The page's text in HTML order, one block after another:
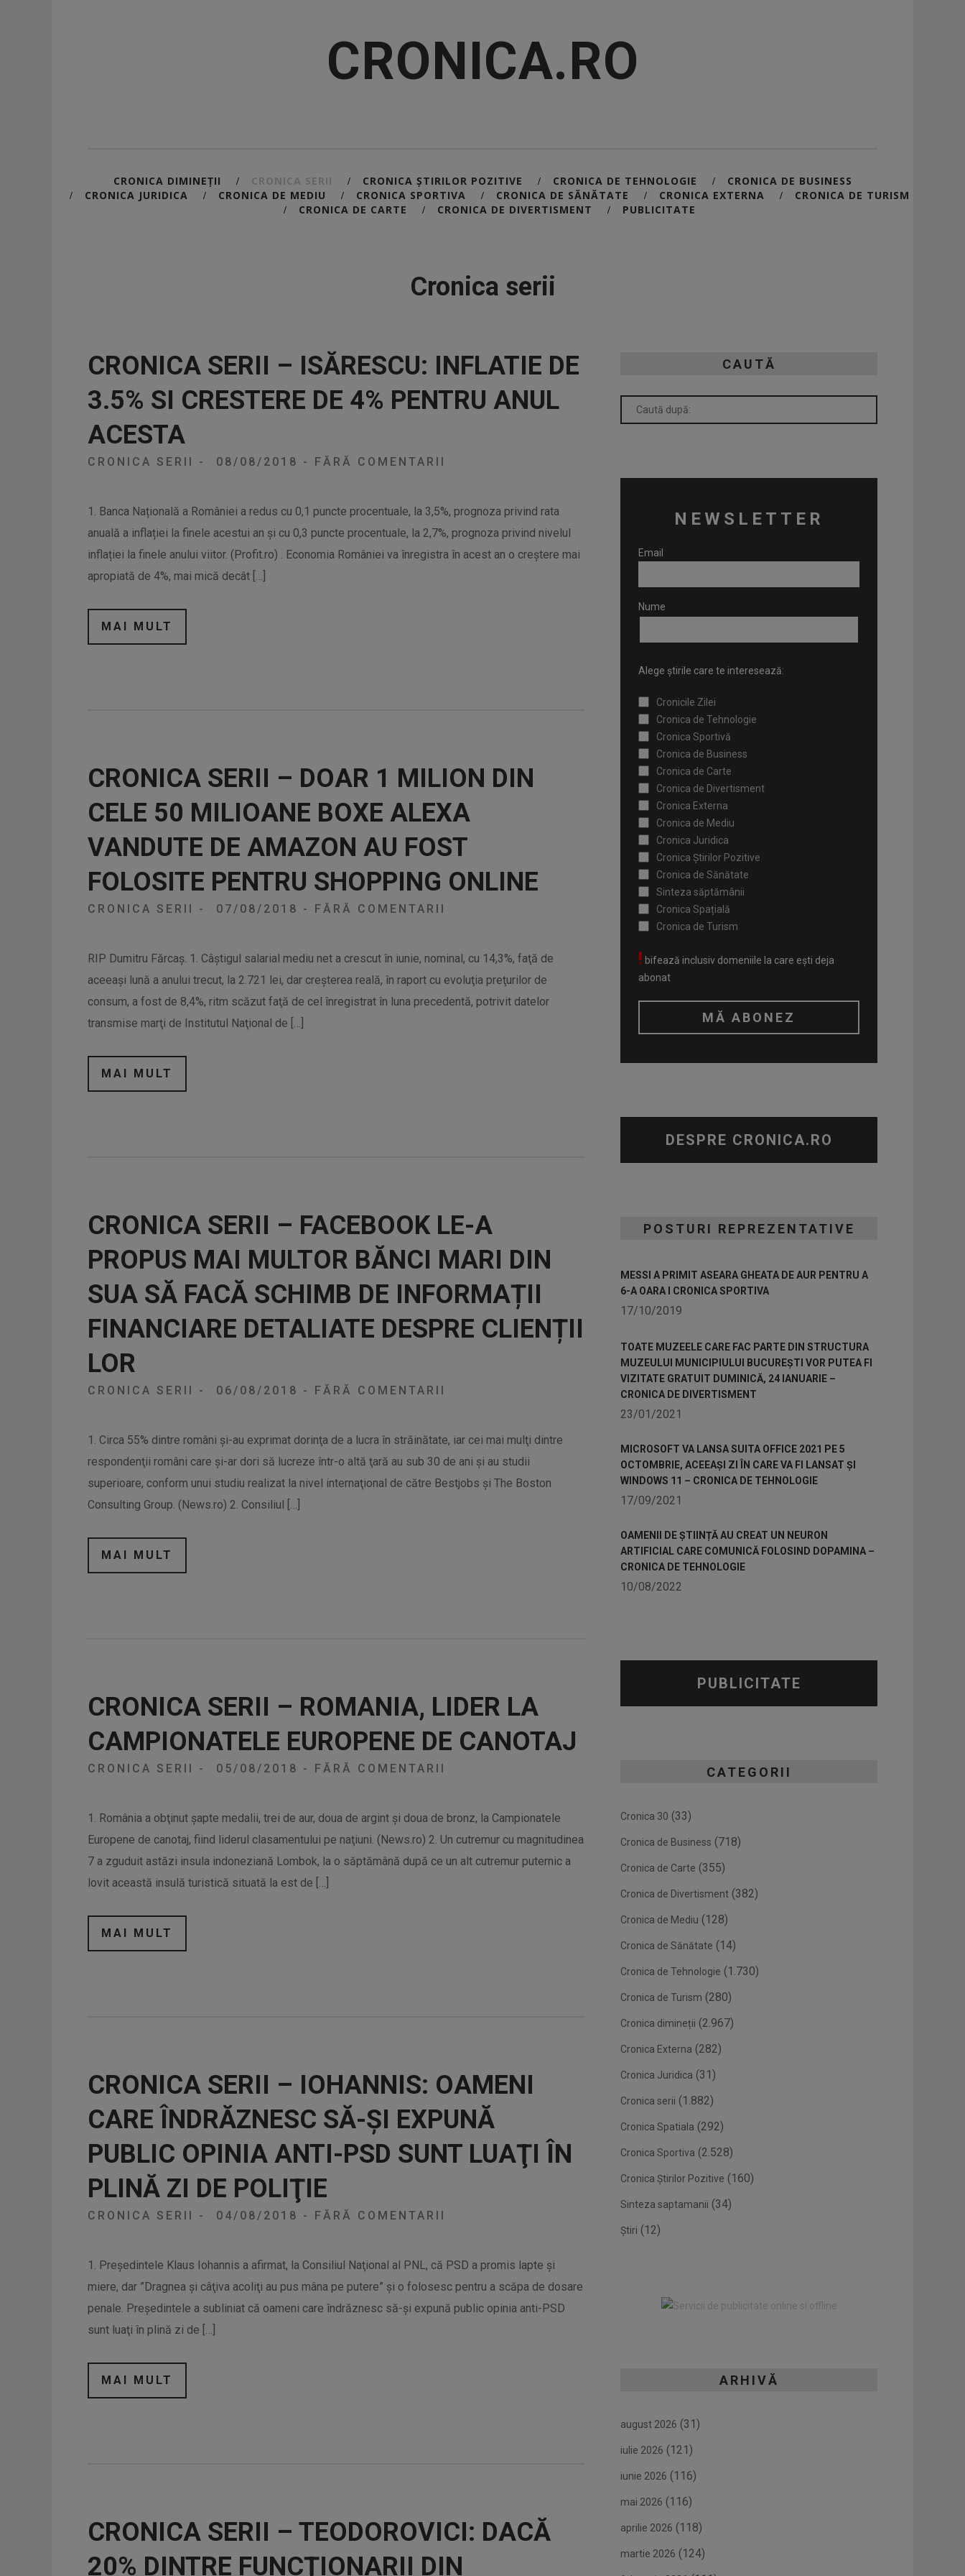
CRONICA.RO
CRONICA DIMINEȚII / CRONICA SERII / CRONICA ȘTIRILOR POZITIVE / CRONICA DE TEHNOLOGIE / CRONICA DE BUSINESS
/ CRONICA JURIDICA / CRONICA DE MEDIU / CRONICA SPORTIVA / CRONICA DE SĂNĂTATE / CRONICA EXTERNA / CRONICA DE TURISM
/ CRONICA DE CARTE / CRONICA DE DIVERTISMENT / PUBLICITATE
Cronica serii
CRONICA SERII – ISĂRESCU: INFLATIE DE
3.5% SI CRESTERE DE 4% PENTRU ANUL
ACESTA
CRONICA SERII - 08/08/2018 - FĂRĂ COMENTARII
1. Banca Națională a României a redus cu 0,1 puncte procentuale, la 3,5%, prognoza privind rata
anuală a inflației la finele acestui an și cu 0,3 puncte procentuale, la 2,7%, prognoza privind nivelul
inflației la finele anului viitor. (Profit.ro) . Economia României va înregistra în acest an o creştere mai
apropiată de 4%, mai mică decât […]
MAI MULT
CRONICA SERII – DOAR 1 MILION DIN
CELE 50 MILIOANE BOXE ALEXA
VANDUTE DE AMAZON AU FOST
FOLOSITE PENTRU SHOPPING ONLINE
CRONICA SERII - 07/08/2018 - FĂRĂ COMENTARII
RIP Dumitru Fărcaş. 1. Câştigul salarial mediu net a crescut în iunie, nominal, cu 14,3%, faţă de
aceeaşi lună a anului trecut, la 2.721 lei, dar creşterea reală, în raport cu evoluţia preţurilor de
consum, a fost de 8,4%, ritm scăzut faţă de cel înregistrat în luna precedentă, potrivit datelor
transmise marţi de Institutul Naţional de […]
MAI MULT
CRONICA SERII – FACEBOOK LE-A
PROPUS MAI MULTOR BĂNCI MARI DIN
SUA SĂ FACĂ SCHIMB DE INFORMAȚII
FINANCIARE DETALIATE DESPRE CLIENȚII
LOR
CRONICA SERII - 06/08/2018 - FĂRĂ COMENTARII
1. Circa 55% dintre români şi-au exprimat dorinţa de a lucra în străinătate, iar cei mai mulţi dintre
respondenţii români care şi-ar dori să lucreze într-o altă ţară au sub 30 de ani şi au studii
superioare, conform unui studiu realizat la nivel internaţional de către Bestjobs şi The Boston
Consulting Group. (News.ro) 2. Consiliul […]
MAI MULT
CRONICA SERII – ROMANIA, LIDER LA
CAMPIONATELE EUROPENE DE CANOTAJ
CRONICA SERII - 05/08/2018 - FĂRĂ COMENTARII
1. România a obţinut şapte medalii, trei de aur, doua de argint și doua de bronz, la Campionatele
Europene de canotaj, fiind liderul clasamentului pe naţiuni. (News.ro) 2. Un cutremur cu magnitudinea
7 a zguduit astăzi insula indoneziană Lombok, la o săptămână după ce un alt cutremur puternic a
lovit această insulă turistică situată la est de […]
MAI MULT
CRONICA SERII – IOHANNIS: OAMENI
CARE ÎNDRĂZNESC SĂ-ŞI EXPUNĂ
PUBLIC OPINIA ANTI-PSD SUNT LUAŢI ÎN
PLINĂ ZI DE POLIŢIE
CRONICA SERII - 04/08/2018 - FĂRĂ COMENTARII
1. Preşedintele Klaus Iohannis a afirmat, la Consiliul Naţional al PNL, că PSD a promis lapte şi
miere, dar ”Dragnea şi câţiva acoliţi au pus mâna pe putere” şi o folosesc pentru a scăpa de dosare
penale. Preşedintele a subliniat că oameni care îndrăznesc să-şi expună public opinia anti-PSD
sunt luaţi în plină zi de […]
MAI MULT
CRONICA SERII – TEODOROVICI: DACĂ
20% DINTRE FUNCŢIONARII DIN
CAUTĂ
NEWSLETTER
Email
Nume
Alege știrile care te interesează:
Cronicile Zilei
Cronica de Tehnologie
Cronica Sportivă
Cronica de Business
Cronica de Carte
Cronica de Divertisment
Cronica Externa
Cronica de Mediu
Cronica Juridica
Cronica Știrilor Pozitive
Cronica de Sănătate
Sinteza săptămânii
Cronica Spațială
Cronica de Turism
! bifează inclusiv domeniile la care ești deja
abonat
DESPRE CRONICA.RO
POSTURI REPREZENTATIVE
MESSI A PRIMIT ASEARA GHEATA DE AUR PENTRU A
6-A OARA I CRONICA SPORTIVA
17/10/2019
TOATE MUZEELE CARE FAC PARTE DIN STRUCTURA
MUZEULUI MUNICIPIULUI BUCUREȘTI VOR PUTEA FI
VIZITATE GRATUIT DUMINICĂ, 24 IANUARIE –
CRONICA DE DIVERTISMENT
23/01/2021
MICROSOFT VA LANSA SUITA OFFICE 2021 PE 5
OCTOMBRIE, ACEEAȘI ZI ÎN CARE VA FI LANSAT ȘI
WINDOWS 11 – CRONICA DE TEHNOLOGIE
17/09/2021
OAMENII DE ȘTIINȚĂ AU CREAT UN NEURON
ARTIFICIAL CARE COMUNICĂ FOLOSIND DOPAMINA –
CRONICA DE TEHNOLOGIE
10/08/2022
PUBLICITATE
CATEGORII
Cronica 30 (33)
Cronica de Business (718)
Cronica de Carte (355)
Cronica de Divertisment (382)
Cronica de Mediu (128)
Cronica de Sănătate (14)
Cronica de Tehnologie (1.730)
Cronica de Turism (280)
Cronica dimineții (2.967)
Cronica Externa (282)
Cronica Juridica (31)
Cronica serii (1.882)
Cronica Spatiala (292)
Cronica Sportiva (2.528)
Cronica Știrilor Pozitive (160)
Sinteza saptamanii (34)
Știri (12)
ARHIVĂ
august 2026 (31)
iulie 2026 (121)
iunie 2026 (116)
mai 2026 (116)
aprilie 2026 (118)
martie 2026 (124)